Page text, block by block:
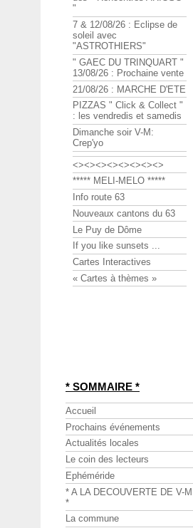
"
7 & 12/08/26 : Eclipse de
soleil avec
"ASTROTHIERS"
" GAEC DU TRINQUART "
13/08/26 : Prochaine vente
21/08/26 : MARCHE D'ETE
PIZZAS " Click & Collect "
: les vendredis et samedis
Dimanche soir V-M:
Crep'yo
<><><><><><><><>
***** MELI-MELO *****
Info route 63
Nouveaux cantons du 63
Le Puy de Dôme
If you like sunsets ...
Cartes Interactives
« Cartes à thèmes »
* SOMMAIRE *
Accueil
Prochains événements
Actualités locales
Le coin des lecteurs
Ephéméride
* A LA DECOUVERTE DE V-M
*
La commune